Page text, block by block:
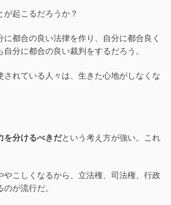
が起こるだろうか？
都合の良い法律を作り、自分に都合良く
分に都合の良い裁判をするだろう。
されている人々は、生きた心地がしなくな
を分けるべきだという考え方が強い。これ
やこしくなるから、立法権、司法権、行政
が流行だ。